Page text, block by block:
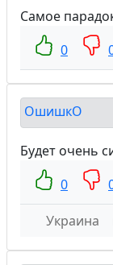
Самое
0
ОшишкО
Будет очень
0
Украина